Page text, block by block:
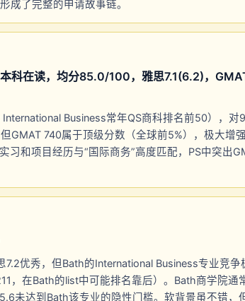
成了完整的申请故事链。
科在读，均分85.0/100，雅思7.1(6.2)，
Business常年QS商科排名前50），对
GMAT 740属于顶级分数（全球前5%），极大增
习和项目经历与“国际商务”高度匹配，PS中突出
优秀，但Bath的International Business专业竞争
，在Bath的list中可能排名靠后）。Bath商学院通
未达到Bath该专业的隐性门槛。软背景虽不错，